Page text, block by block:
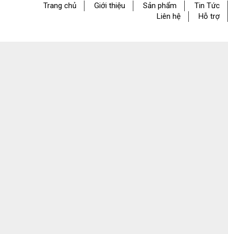
Trang chủ
Giới thiệu Sản phẩm
Tin Tức
Liên hệ
Hỗ trợ